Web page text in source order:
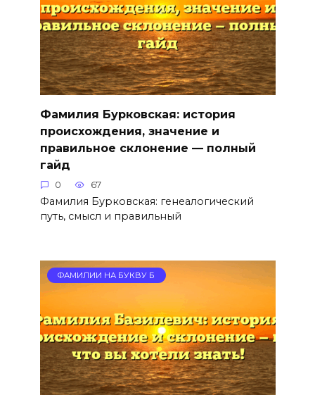
Фамилия Бурковская: история
происхождения, значение и
правильное склонение — полный
гайд
0 67
Фамилия Бурковская: генеалогический
путь, смысл и правильный
ФАМИЛИИ НА БУКВУ Б